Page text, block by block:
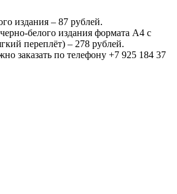
издания – 87 рублей.
белого издания формата А4 с
переплёт) – 278 рублей.
заказать по телефону +7 925 184 37